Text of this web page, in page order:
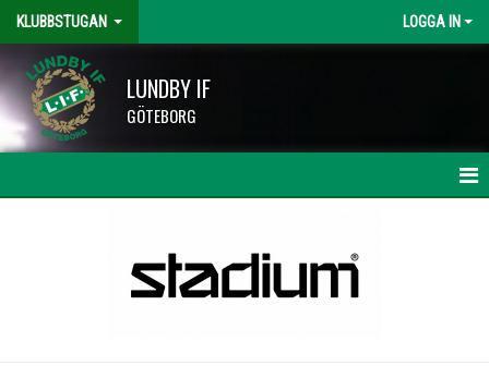
KLUBBSTUGAN LOGGA IN
LUNDBY IF
GÖTEBORG